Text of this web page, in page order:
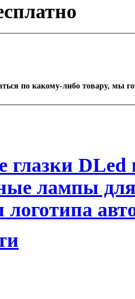
по какому-либо товару, мы
глазки DLed
лампы